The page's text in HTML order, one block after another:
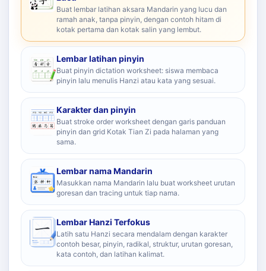
Buat lembar latihan aksara Mandarin yang lucu dan
ramah anak, tanpa pinyin, dengan contoh hitam di
kotak pertama dan kotak salin yang lembut.
Lembar latihan pinyin
Buat pinyin dictation worksheet: siswa membaca
pinyin lalu menulis Hanzi atau kata yang sesuai.
Karakter dan pinyin
Buat stroke order worksheet dengan garis panduan
pinyin dan grid Kotak Tian Zi pada halaman yang
sama.
Lembar nama Mandarin
Masukkan nama Mandarin lalu buat worksheet urutan
goresan dan tracing untuk tiap nama.
Lembar Hanzi Terfokus
Latih satu Hanzi secara mendalam dengan karakter
contoh besar, pinyin, radikal, struktur, urutan goresan,
kata contoh, dan latihan kalimat.